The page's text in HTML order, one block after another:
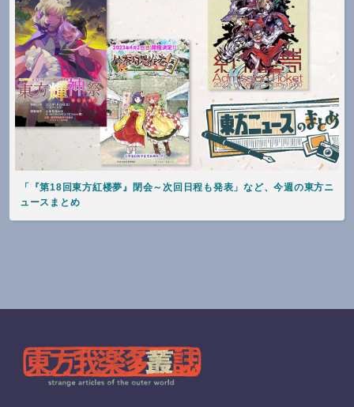
「『第18回東方紅楼夢』閉会～次回日程も発表」など、今週の東方ニ
ュースまとめ